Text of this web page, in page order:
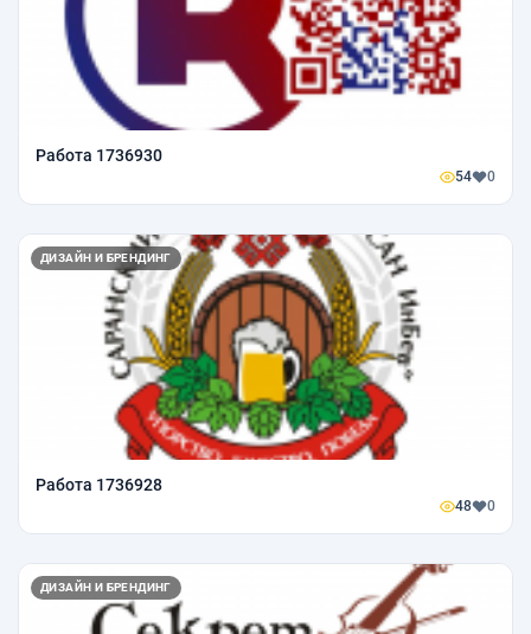
Работа 1736930
54 0
ДИЗАЙН И БРЕНДИНГ
Работа 1736928
48 0
ДИЗАЙН И БРЕНДИНГ